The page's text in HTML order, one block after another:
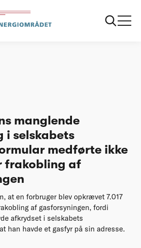
20230703 Forbrugerens manglende afkrydsning i
selskabets opsigelsesformular medførte ikke
manglende
i selskabets
medførte ikke
frakobling af
at en forbruger blev opkrævet 7.017
af gasforsyningen, fordi
afkrydset i selskabets
han havde et gasfyr på sin adresse.